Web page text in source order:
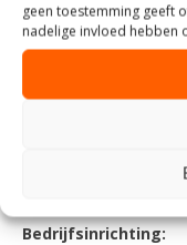
geen toestemming geeft
nadelige invloed hebben
Woonaccessoires:
Wandborden &
Bedrijfsinrichting: